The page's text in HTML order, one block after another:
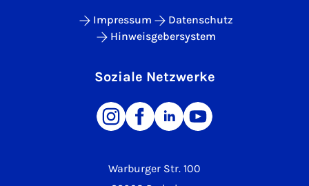
Warburger Str. 100
Impressum
Datenschutz
Hinweisgebersystem
Soziale Netzwerke